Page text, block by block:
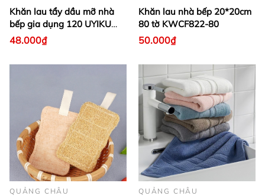
Khăn lau tẩy dầu mỡ nhà
bếp gia dụng 120 UYIKU
MA-752006
48.000₫
Khăn lau nhà bếp 20*20cm
80 tờ KWCF822-80
50.000₫
QUẢNG CHÂU QUẢNG CHÂU